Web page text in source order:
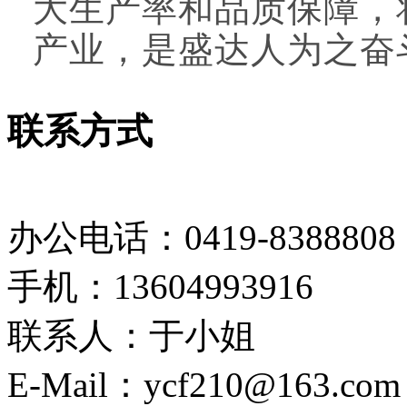
大生产率和品质保障
产业，是盛达人为之
联系方式
办公电话：0419-8388808
手机：13604993916
联系人：于小姐
E-Mail：ycf210@163.com